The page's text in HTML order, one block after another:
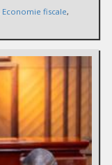
Economie fiscale,